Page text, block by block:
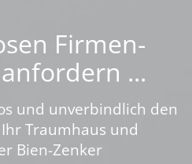
Firmen-
...
und unverbindlich den
Traumhaus und
Bien-Zenker